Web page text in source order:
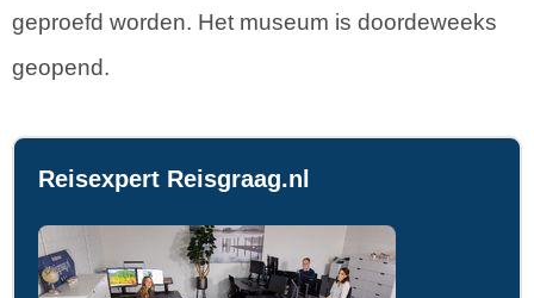
geproefd worden. Het museum is doordeweeks
geopend.
Reisexpert Reisgraag.nl